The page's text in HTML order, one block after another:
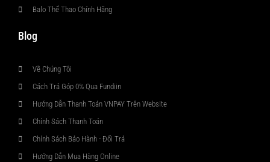
Balo Thể Thao Chính Hãng
Blog
Về Chúng Tôi
Cách Trả Góp 0% Qua Fundiin
Hướng Dẫn Thanh Toán VNPAY Trên Website
Chính Sách Thanh Toán
Chính Sách Bảo Hành - Đổi Trả
Hướng Dẫn Mua Hàng Online